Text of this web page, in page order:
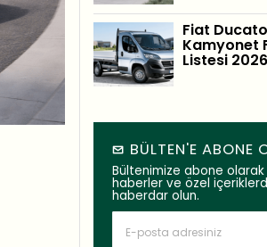
Fiat Ducato
Kamyonet
Listesi 2026
BÜLTEN'E ABONE
Bültenimize abone olarak
haberler ve özel
haberdar olun.